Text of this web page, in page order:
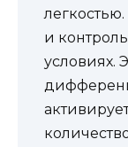
и
условиях.